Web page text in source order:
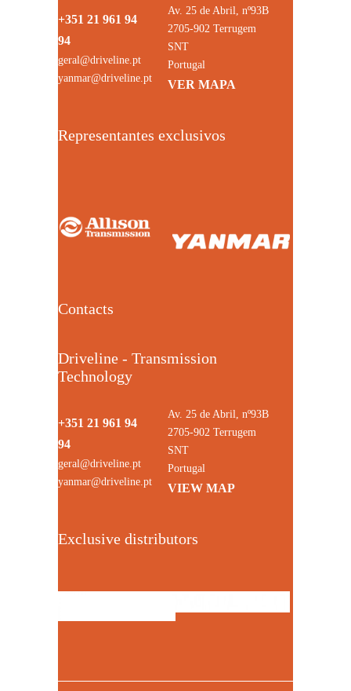
+351 21 961 94
94
geral@driveline.pt
yanmar@driveline.pt
Av. 25 de Abril, nº93B
2705-902 Terrugem
SNT
Portugal
VER MAPA
Representantes exclusivos
Contacts
Driveline - Transmission
Technology
+351 21 961 94
94
geral@driveline.pt
yanmar@driveline.pt
Av. 25 de Abril, nº93B
2705-902 Terrugem
SNT
Portugal
VIEW MAP
Exclusive distributors